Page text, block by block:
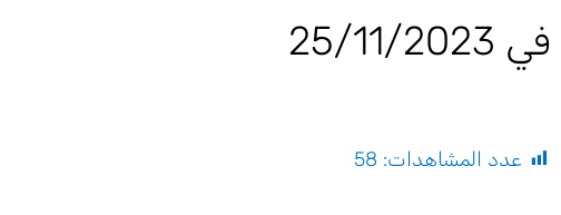
في 25/11/2023
عدد المشاهدات: 58